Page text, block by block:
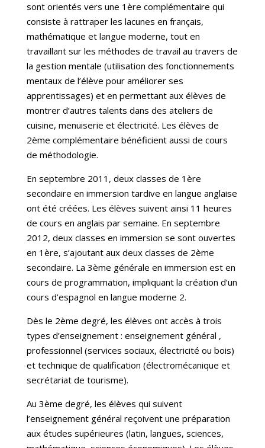
sont orientés vers une 1ère complémentaire qui
consiste à rattraper les lacunes en français,
mathématique et langue moderne, tout en
travaillant sur les méthodes de travail au travers de
la gestion mentale (utilisation des fonctionnements
mentaux de l’élève pour améliorer ses
apprentissages) et en permettant aux élèves de
montrer d’autres talents dans des ateliers de
cuisine, menuiserie et électricité. Les élèves de
2ème complémentaire bénéficient aussi de cours
de méthodologie.
En septembre 2011, deux classes de 1ère
secondaire en immersion tardive en langue anglaise
ont été créées. Les élèves suivent ainsi 11 heures
de cours en anglais par semaine. En septembre
2012, deux classes en immersion se sont ouvertes
en 1ère, s’ajoutant aux deux classes de 2ème
secondaire. La 3ème générale en immersion est en
cours de programmation, impliquant la création d’un
cours d’espagnol en langue moderne 2.
Dès le 2ème degré, les élèves ont accès à trois
types d’enseignement : enseignement général ,
professionnel (services sociaux, électricité ou bois)
et technique de qualification (électromécanique et
secrétariat de tourisme).
Au 3ème degré, les élèves qui suivent
l’enseignement général reçoivent une préparation
aux études supérieures (latin, langues, sciences,